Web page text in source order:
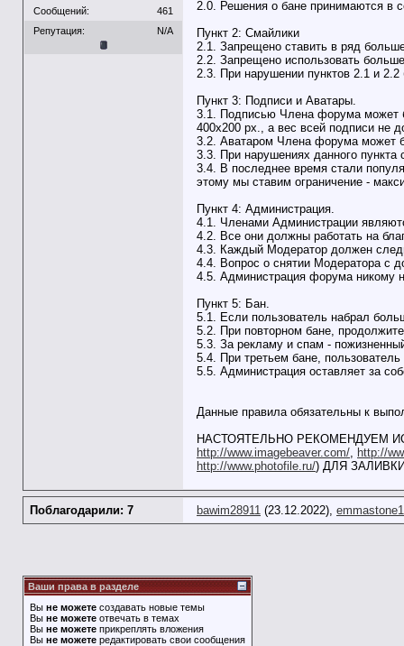
Сообщений:
461
Репутация:
N/A
2.0. Решения о бане принимаются в
Пункт 2: Смайлики
2.1. Запрещено ставить в ряд
2.2. Запрещено использовать
2.3. При нарушении пунктов 2.1 и
Пункт 3: Подписи и Аватары.
3.1. Подписью Члена форума может
400x200 px., а вес всей подписи не
3.2. Аватаром Члена форума может
3.3. При нарушениях данного
3.4. В последнее время стали
этому мы ставим ограничение -
Пункт 4: Администрация.
4.1. Членами Администрации
4.2. Все они должны работать на
4.3. Каждый Модератор должен
4.4. Вопрос о снятии Модератора с
4.5. Администрация форума никому
Пункт 5: Бан.
5.1. Если пользователь набрал
5.2. При повторном бане,
5.3. За рекламу и спам -
5.4. При третьем бане, пользователь
5.5. Администрация оставляет за
Данные правила обязательны к
НАСТОЯТЕЛЬНО РЕКОМЕНДУЕМ
http://www.imagebeaver.com/, http://
http://www.photofile.ru/) ДЛЯ
Поблагодарили: 7 bawim28911 (23.12.2022),
Ваши права в разделе
Вы не можете создавать новые темы
Вы не можете отвечать в темах
Вы не можете прикреплять вложения
Вы не можете редактировать свои сообщения